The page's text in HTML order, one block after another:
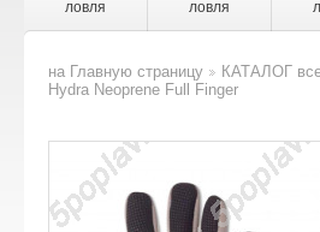
ловля ловля
на Главную страницу
>
КАТАЛОГ
Hydra Neoprene Full Finger